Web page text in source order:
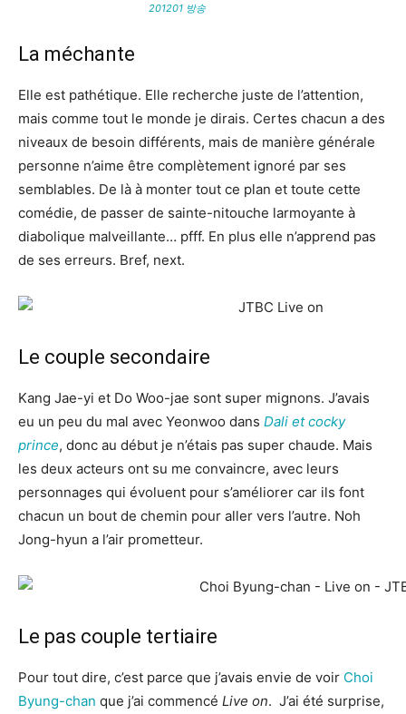
201201 방송
La méchante
Elle est pathétique. Elle recherche juste de l’attention,
mais comme tout le monde je dirais. Certes chacun a des
niveaux de besoin différents, mais de manière générale
personne n’aime être complètement ignoré par ses
semblables. De là à monter tout ce plan et toute cette
comédie, de passer de sainte-nitouche larmoyante à
diabolique malveillante… pfff. En plus elle n’apprend pas
de ses erreurs. Bref, next.
Le couple secondaire
Kang Jae-yi et Do Woo-jae sont super mignons. J’avais
eu un peu du mal avec Yeonwoo dans Dali et cocky
prince, donc au début je n’étais pas super chaude. Mais
les deux acteurs ont su me convaincre, avec leurs
personnages qui évoluent pour s’améliorer car ils font
chacun un bout de chemin pour aller vers l’autre. Noh
Jong-hyun a l’air prometteur.
Le pas couple tertiaire
Pour tout dire, c’est parce que j’avais envie de voir Choi
Byung-chan que j’ai commencé Live on. J’ai été surprise,